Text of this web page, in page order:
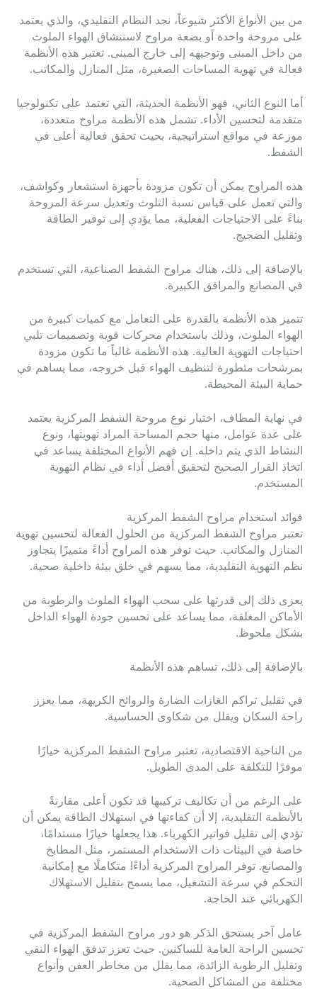
من بين الأنواع الأكثر شيوعاً، نجد النظام التقليدي، والذي يعتمد
على مروحة واحدة أو بضعة مراوح لاستنشاق الهواء الملوث
من داخل المبنى وتوجيهه إلى خارج المبنى. تعتبر هذه الأنظمة
فعالة في تهوية المساحات الصغيرة، مثل المنازل والمكاتب.
أما النوع الثاني، فهو الأنظمة الحديثة، التي تعتمد على تكنولوجيا
متقدمة لتحسين الأداء. تشمل هذه الأنظمة مراوح متعددة،
موزعة في مواقع استراتيجية، بحيث تحقق فعالية أعلى في
الشفط.
هذه المراوح يمكن أن تكون مزودة بأجهزة استشعار وكواشف،
والتي تعمل على قياس نسبة التلوث وتعديل سرعة المروحة
بناءً على الاحتياجات الفعلية، مما يؤدي إلى توفير الطاقة
وتقليل الضجيج.
بالإضافة إلى ذلك، هناك مراوح الشفط الصناعية، التي تستخدم
في المصانع والمرافق الكبيرة.
تتميز هذه الأنظمة بالقدرة على التعامل مع كميات كبيرة من
الهواء الملوث، وذلك باستخدام محركات قوية وتصميمات تلبي
احتياجات التهوية العالية. هذه الأنظمة غالباً ما تكون مزودة
بمرشحات متطورة لتنظيف الهواء قبل خروجه، مما يساهم في
حماية البيئة المحيطة.
في نهاية المطاف، اختيار نوع مروحة الشفط المركزية يعتمد
على عدة عوامل، منها حجم المساحة المراد تهويتها، ونوع
النشاط الذي يتم داخله. إن فهم الأنواع المختلفة يساعد في
اتخاذ القرار الصحيح لتحقيق أفضل أداء في نظام التهوية
المستخدم.
فوائد استخدام مراوح الشفط المركزية
تعتبر مراوح الشفط المركزية من الحلول الفعالة لتحسين تهوية
المنازل والمكاتب. حيث توفر هذه المراوح أداءً متميزًا يتجاوز
نظم التهوية التقليدية، مما يسهم في خلق بيئة داخلية صحية.
يعزى ذلك إلى قدرتها على سحب الهواء الملوث والرطوبة من
الأماكن المغلقة، مما يساعد على تحسين جودة الهواء الداخل
بشكل ملحوظ.
بالإضافة إلى ذلك، تساهم هذه الأنظمة
في تقليل تراكم الغازات الضارة والروائح الكريهة، مما يعزز
راحة السكان ويقلل من شكاوى الحساسية.
من الناحية الاقتصادية، تعتبر مراوح الشفط المركزية خيارًا
موفرًا للتكلفة على المدى الطويل.
على الرغم من أن تكاليف تركيبها قد تكون أعلى مقارنةً
بالأنظمة التقليدية، إلا أن كفاءتها في استهلاك الطاقة يمكن أن
تؤدي إلى تقليل فواتير الكهرباء. هذا يجعلها خيارًا مستدامًا،
خاصة في البيئات ذات الاستخدام المستمر، مثل المطابخ
والمصانع. توفر المراوح المركزية أداءًا متكاملًا مع إمكانية
التحكم في سرعة التشغيل، مما يسمح بتقليل الاستهلاك
الكهربائي عند الحاجة.
عامل آخر يستحق الذكر هو دور مراوح الشفط المركزية في
تحسين الراحة العامة للساكنين. حيث تعزز تدفق الهواء النقي
وتقليل الرطوبة الزائدة، مما يقلل من مخاطر العفن وأنواع
مختلفة من المشاكل الصحية.